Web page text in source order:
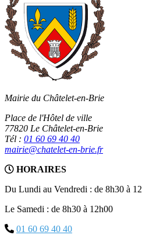
Mairie du Châtelet-en-Brie
Place de l'Hôtel de ville
77820 Le Châtelet-en-Brie
Tél : 01 60 69 40 40
mairie@chatelet-en-brie.fr
HORAIRES
Du Lundi au Vendredi : de 8h30 à
Le Samedi : de 8h30 à 12h00
01 60 69 40 40